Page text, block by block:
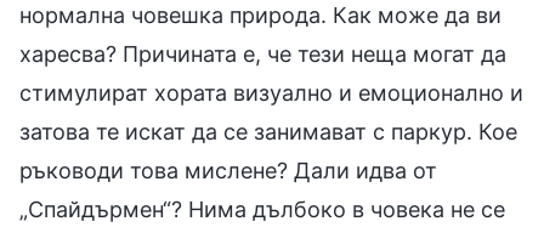
нормална човешка природа. Как може да ви
харесва? Причината е, че тези неща могат да
стимулират хората визуално и емоционално и
затова те искат да се занимават с паркур. Кое
ръководи това мислене? Дали идва от
„Спайдърмен“? Нима дълбоко в човека не се